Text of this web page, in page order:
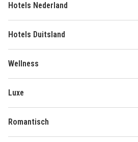
Hotels Nederland
Hotels Duitsland
Wellness
Luxe
Romantisch